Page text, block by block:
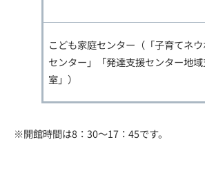
こども家庭センター（「子育てネ
センター」「発達支援センター地
室」）
※開館時間は8：30～17：45です。